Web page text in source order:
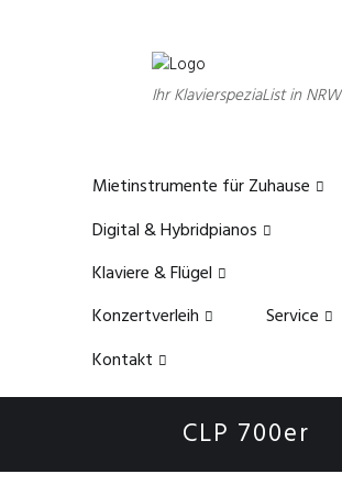
Ihr KlavierspeziaList in NRW
Mietinstrumente für Zuhause
Digital & Hybridpianos
Klaviere & Flügel
Konzertverleih
Service
Kontakt
CLP 700er